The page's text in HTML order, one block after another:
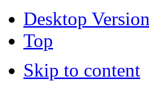
Desktop Version
Top
Skip to content